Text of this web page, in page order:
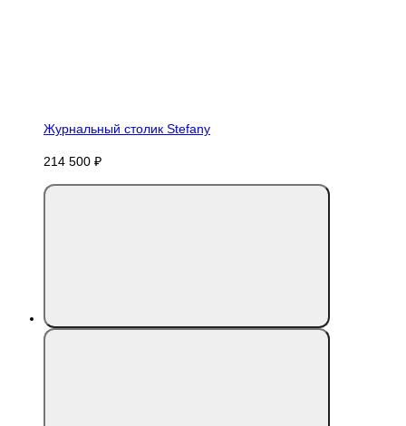
Журнальный столик Stefany
214 500 ₽